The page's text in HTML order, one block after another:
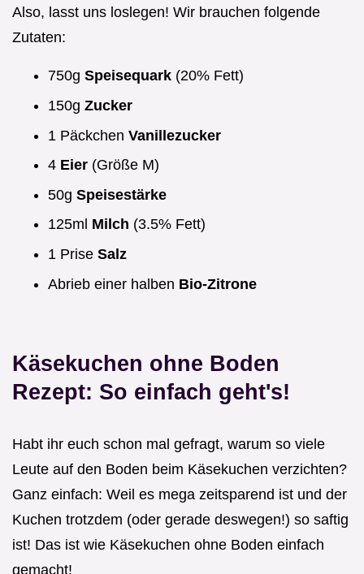
Also, lasst uns loslegen! Wir brauchen folgende
Zutaten:
750g Speisequark (20% Fett)
150g Zucker
1 Päckchen Vanillezucker
4 Eier (Größe M)
50g Speisestärke
125ml Milch (3.5% Fett)
1 Prise Salz
Abrieb einer halben Bio-Zitrone
Käsekuchen ohne Boden
Rezept: So einfach geht's!
Habt ihr euch schon mal gefragt, warum so viele
Leute auf den Boden beim Käsekuchen verzichten?
Ganz einfach: Weil es mega zeitsparend ist und der
Kuchen trotzdem (oder gerade deswegen!) so saftig
ist! Das ist wie Käsekuchen ohne Boden einfach
gemacht!